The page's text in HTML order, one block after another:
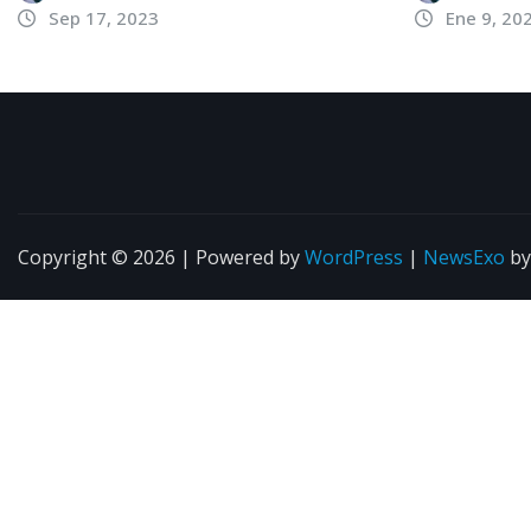
Sep 17, 2023
Ene 9,
Copyright © 2026 | Powered byWordPress | NewsExo by